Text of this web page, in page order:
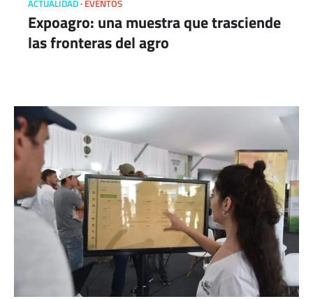
ACTUALIDAD EVENTOS
Expoagro: una muestra que trasciende
las fronteras del agro